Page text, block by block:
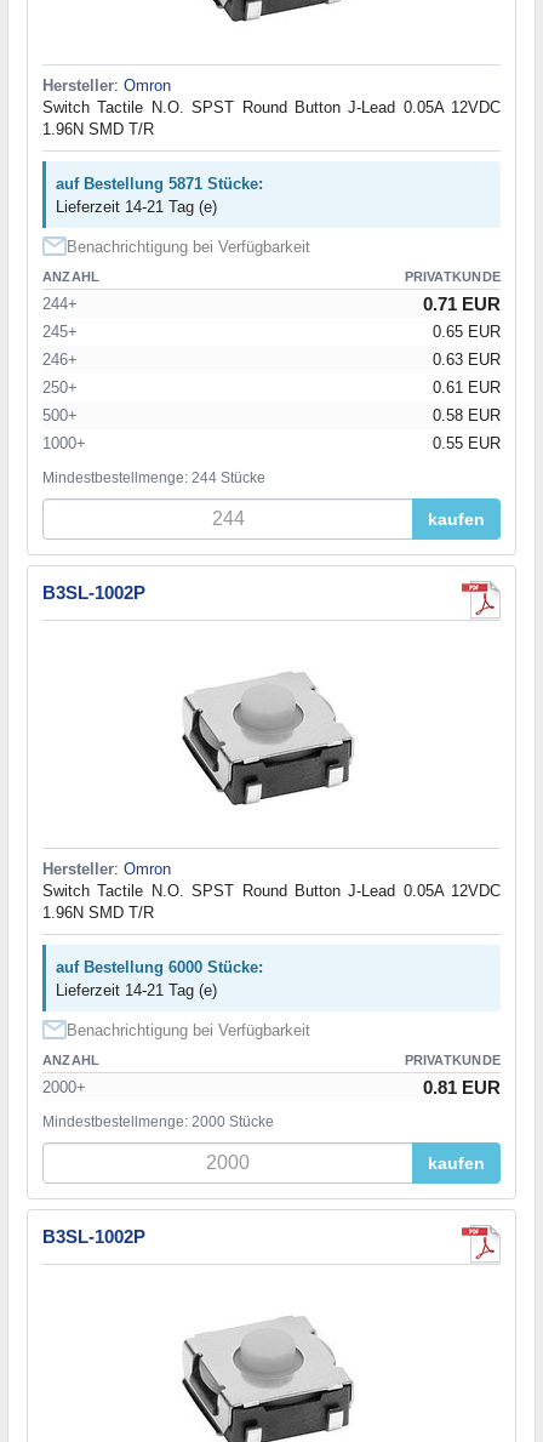
Hersteller: Omron
Switch Tactile N.O. SPST Round Button J-Lead 0.05A 12VDC
1.96N SMD T/R
auf Bestellung 5871 Stücke:
Lieferzeit 14-21 Tag (e)
Benachrichtigung bei Verfügbarkeit
ANZAHL PRIVATKUNDE
244+ 0.71 EUR
245+
0.65 EUR
246+
0.63 EUR
250+
0.61 EUR
500+
0.58 EUR
1000+
0.55 EUR
Mindestbestellmenge: 244 Stücke
kaufen
B3SL-1002P
Hersteller: Omron
Switch Tactile N.O. SPST Round Button J-Lead 0.05A 12VDC
1.96N SMD T/R
auf Bestellung 6000 Stücke:
Lieferzeit 14-21 Tag (e)
Benachrichtigung bei Verfügbarkeit
ANZAHL PRIVATKUNDE
2000+ 0.81 EUR
Mindestbestellmenge: 2000 Stücke
kaufen
B3SL-1002P